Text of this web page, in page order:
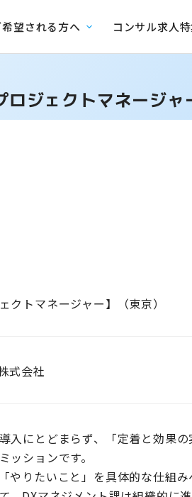
望される方へ コンサル求人
ジェクトマネージャ
クトマネージャー】（東京）
式会社
入にとどまらず、「定着と効果
ッションです。
やりたいこと」を具体的な仕組